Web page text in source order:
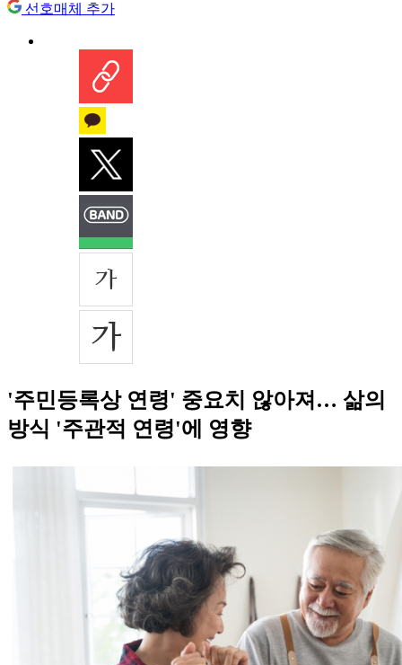
선호매체 추가
'주민등록상 연령' 중요치 않아져… 삶의
방식 '주관적 연령'에 영향